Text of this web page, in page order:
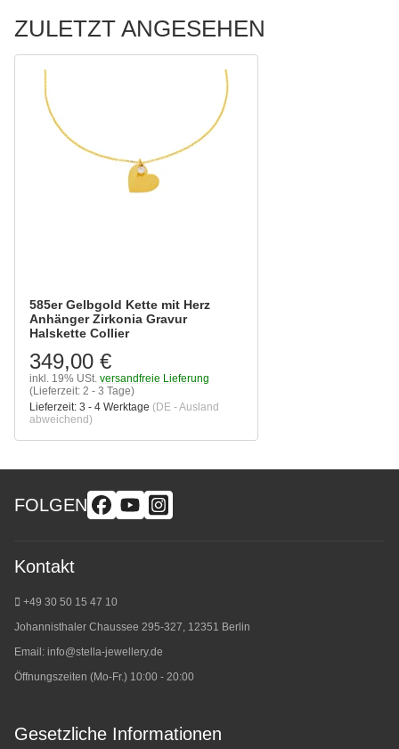
ZULETZT ANGESEHEN
585er Gelbgold Kette mit Herz
Anhänger Zirkonia Gravur
Halskette Collier
349,00 €
inkl. 19% USt. versandfreie Lieferung
(Lieferzeit: 2 - 3 Tage)
Lieferzeit: 3 - 4 Werktage (DE - Ausland
abweichend)
FOLGEN
Kontakt
+49 30 50 15 47 10
Johannisthaler Chaussee 295-327, 12351 Berlin
Email: info@stella-jewellery.de
Öffnungszeiten (Mo-Fr.) 10:00 - 20:00
Gesetzliche Informationen